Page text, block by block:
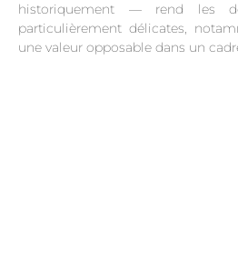
historiquement — rend les
particulièrement délicates,
une valeur opposable dans un